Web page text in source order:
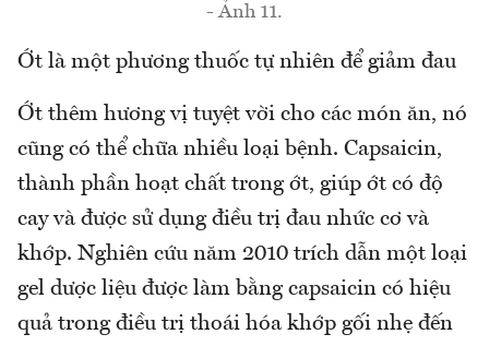
- Ảnh 11.
Ớt là một phương thuốc tự nhiên để giảm đau
Ớt thêm hương vị tuyệt vời cho các món ăn, nó
cũng có thể chữa nhiều loại bệnh. Capsaicin,
thành phần hoạt chất trong ớt, giúp ớt có độ
cay và được sử dụng điều trị đau nhức cơ và
khớp. Nghiên cứu năm 2010 trích dẫn một loại
gel dược liệu được làm bằng capsaicin có hiệu
quả trong điều trị thoái hóa khớp gối nhẹ đến